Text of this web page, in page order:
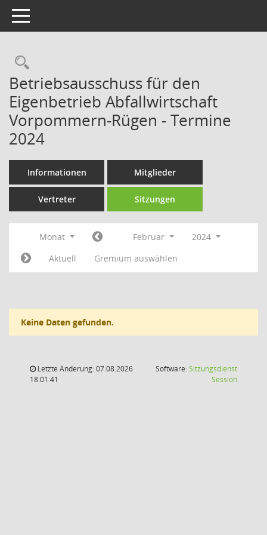
Toggle navigation
Rechercheauswahl
Betriebsausschuss für den
Eigenbetrieb Abfallwirtschaft
Vorpommern-Rügen - Termine
2024
Informationen Mitglieder
Vertreter Sitzungen
Monat Februar
2024
Aktuell
Gremium auswählen
Keine Daten gefunden.
Letzte Änderung: 07.08.2026
18:01:41
Software:Sitzungsdienst
Session(Wird in